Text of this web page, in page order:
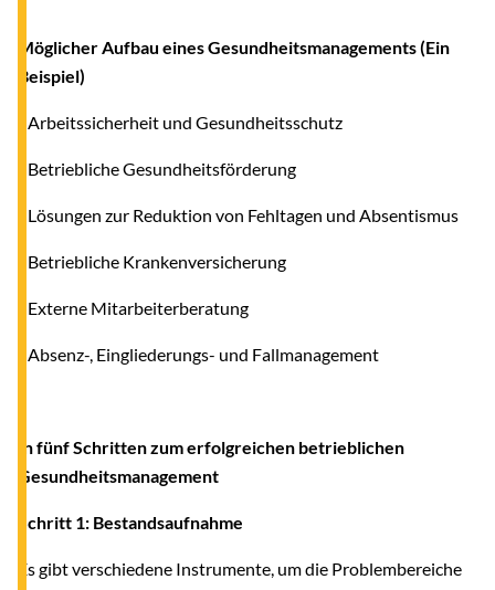
Möglicher Aufbau eines Gesundheitsmanagements (Ein
Beispiel)
- Arbeitssicherheit und Gesundheitsschutz
- Betriebliche Gesundheitsförderung
- Lösungen zur Reduktion von Fehltagen und Absentismus
- Betriebliche Krankenversicherung
- Externe Mitarbeiterberatung
- Absenz-, Eingliederungs- und Fallmanagement
In fünf Schritten zum erfolgreichen betrieblichen
Gesundheitsmanagement
Schritt 1: Bestandsaufnahme
Es gibt verschiedene Instrumente, um die Problembereiche